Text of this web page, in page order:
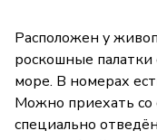
Расположен у
роскошные
море. В номерах
Можно приехать со
специально